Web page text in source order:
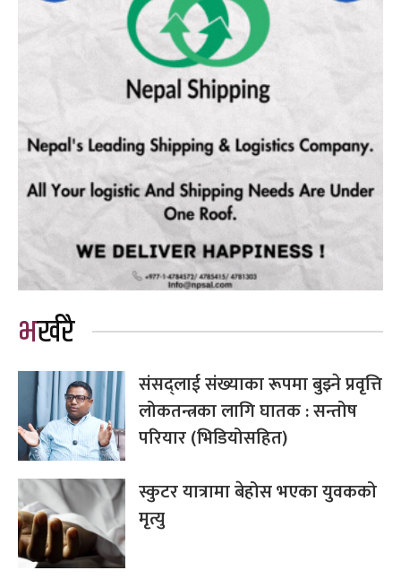
भर्खरै
संसद्लाई संख्याका रूपमा बुझ्ने प्रवृत्ति
लोकतन्त्रका लागि घातक : सन्तोष
परियार (भिडियोसहित)
स्कुटर यात्रामा बेहोस भएका युवकको
मृत्यु